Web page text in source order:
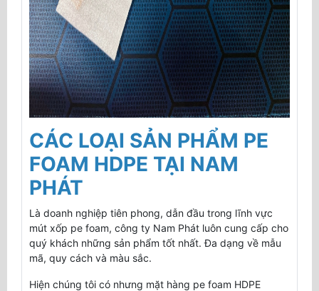
CÁC LOẠI SẢN PHẨM PE
FOAM HDPE TẠI NAM
PHÁT
Là doanh nghiệp tiên phong, dẫn đầu trong lĩnh vực
mút xốp pe foam, công ty Nam Phát luôn cung cấp cho
quý khách những sản phẩm tốt nhất. Đa dạng về mẫu
mã, quy cách và màu sắc.
Hiện chúng tôi có nhưng mặt hàng pe foam HDPE